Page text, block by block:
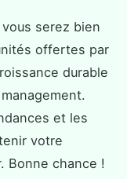
serez bien
offertes par
durable
et les
votre
Bonne chance !